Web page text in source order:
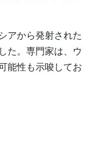
アから発射された
た。専門家は、ウ
能性も示唆してお